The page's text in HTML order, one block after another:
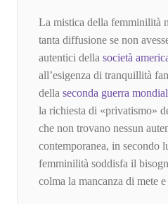
La mistica della femminilità
tanta diffusione se non
autentici della società
all’esigenza di tranquillità
della seconda guerra
la richiesta di «privatismo»
che non trovano nessun
contemporanea, in secondo
femminilità soddisfa il
colma la mancanza di mete